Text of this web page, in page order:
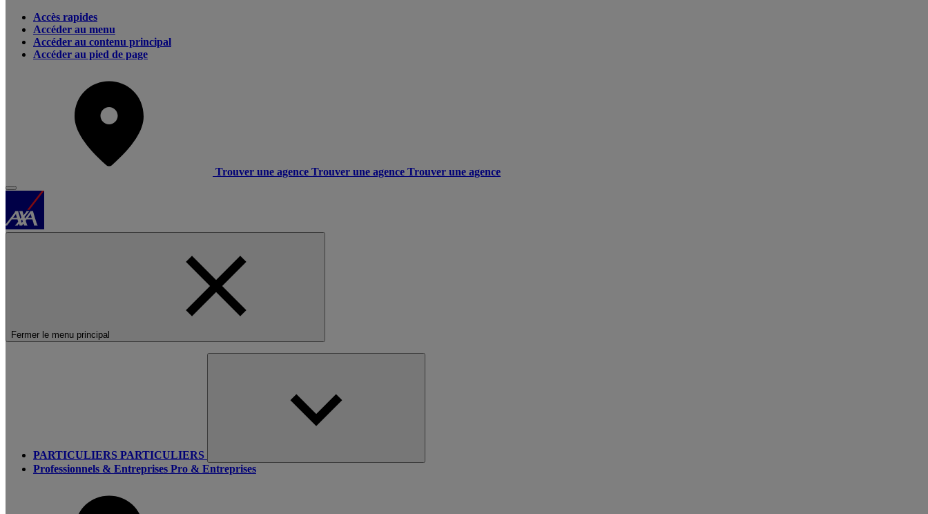
Accès rapides
Accéder au menu
Accéder au contenu principal
Accéder au pied de page
Trouver une agence Trouver une agence Trouver une agence
Fermer le menu principal
PARTICULIERS PARTICULIERS
Professionnels & Entreprises Pro & Entreprises